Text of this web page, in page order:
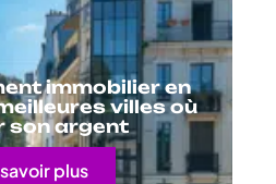
immobilier en
villes où
son argent
plus